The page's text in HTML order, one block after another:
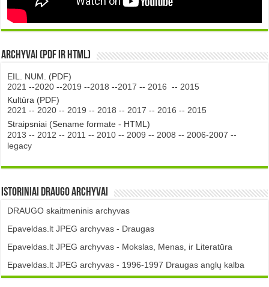
Archyvai (PDF ir HTML)
EIL. NUM. (PDF)
2021 --2020 --2019 --2018 --2017 -- 2016 -- 2015
Kultūra (PDF)
2021 -- 2020 -- 2019 -- 2018 -- 2017 -- 2016 -- 2015
Straipsniai (Sename formate - HTML)
2013 -- 2012 -- 2011 -- 2010 -- 2009 -- 2008 -- 2006-2007 --
legacy
Istoriniai DRAUGO Archyvai
DRAUGO skaitmeninis archyvas
Epaveldas.lt JPEG archyvas - Draugas
Epaveldas.lt JPEG archyvas - Mokslas, Menas, ir Literatūra
Epaveldas.lt JPEG archyvas - 1996-1997 Draugas anglų kalba